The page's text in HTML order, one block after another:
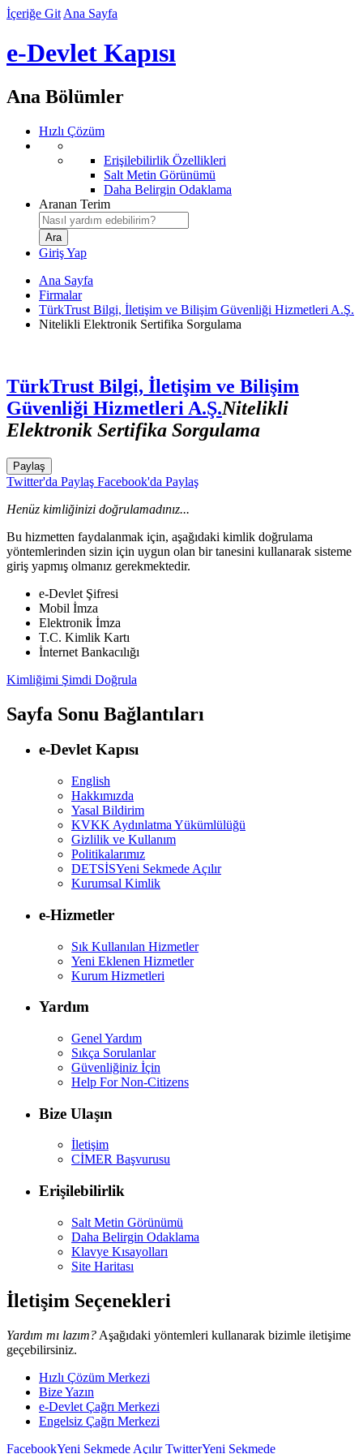
İçeriğe Git Ana Sayfa
e-Devlet Kapısı
Ana Bölümler
Hızlı Çözüm
Erişilebilirlik Özellikleri
Salt Metin Görünümü
Daha Belirgin Odaklama
Aranan Terim
Giriş Yap
Ana Sayfa
Firmalar
TürkTrust Bilgi, İletişim ve Bilişim Güvenliği Hizmetleri A.Ş.
Nitelikli Elektronik Sertifika Sorgulama
TürkTrust Bilgi, İletişim ve Bilişim
Güvenliği Hizmetleri A.Ş.Nitelikli
Elektronik Sertifika Sorgulama
Paylaş
Twitter'da Paylaş Facebook'da Paylaş
Henüz kimliğinizi doğrulamadınız...
Bu hizmetten faydalanmak için, aşağıdaki kimlik doğrulama
yöntemlerinden sizin için uygun olan bir tanesini kullanarak sisteme
giriş yapmış olmanız gerekmektedir.
e-Devlet Şifresi
Mobil İmza
Elektronik İmza
T.C. Kimlik Kartı
İnternet Bankacılığı
Kimliğimi Şimdi Doğrula
Sayfa Sonu Bağlantıları
e-Devlet Kapısı
English
Hakkımızda
Yasal Bildirim
KVKK Aydınlatma Yükümlülüğü
Gizlilik ve Kullanım
Politikalarımız
DETSİSYeni Sekmede Açılır
Kurumsal Kimlik
e-Hizmetler
Sık Kullanılan Hizmetler
Yeni Eklenen Hizmetler
Kurum Hizmetleri
Yardım
Genel Yardım
Sıkça Sorulanlar
Güvenliğiniz İçin
Help For Non-Citizens
Bize Ulaşın
İletişim
CİMER Başvurusu
Erişilebilirlik
Salt Metin Görünümü
Daha Belirgin Odaklama
Klavye Kısayolları
Site Haritası
İletişim Seçenekleri
Yardım mı lazım? Aşağıdaki yöntemleri kullanarak bizimle iletişime
geçebilirsiniz.
Hızlı Çözüm Merkezi
Bize Yazın
e-Devlet Çağrı Merkezi
Engelsiz Çağrı Merkezi
FacebookYeni Sekmede AçılırTwitterYeni Sekmede